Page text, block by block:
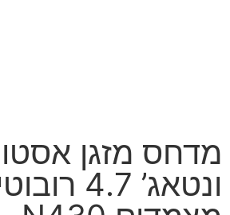
מדחס מזגן
ונטאג’